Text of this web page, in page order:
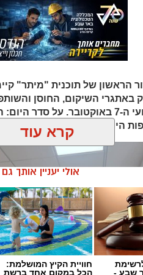
הראשון של תוכנית "מיתר"
באתגרי השיקום, החוסן
בעקבות אירועי ה-7 באוקטובר. על
היהודית-בדואית בנגב.
קרא עוד
אולי יעניין אותך גם
שבע -
חוויית הקיץ המושלמת:
הכל במקום אחד ברשת